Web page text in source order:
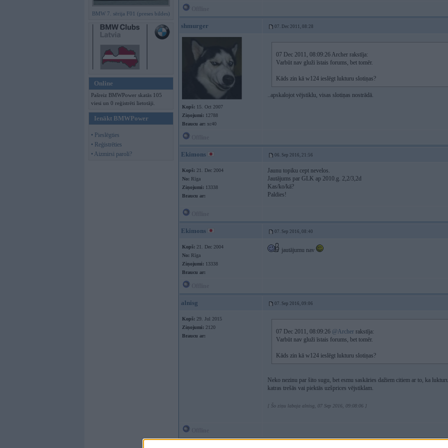
BMW 7. sērija F01 (preses bildes)
Online
Pašreiz BMWPower skatās 105
viesi un 0 reģistrēti lietotāji.
Ienākt BMWPower
• Pieslēgties
• Reģistrēties
• Aizmirsi paroli?
shmurger 07. Dec 2011, 08:28
Kopš: 15. Oct 2007
Ziņojumi: 12788
Braucu ar: xc40
07 Dec 2011, 08:09:26 Archer rakstīja:
Varbūt nav gluži īstais forums, bet tomēr.
Kāds zin kā w124 ieslēgt lukturu slotiņas?
..apskalojot vējstiklu, visas slotiņas nostrādā.
Ekimons 06. Sep 2016, 21:56
Kopš: 21. Dec 2004
No: Rīga
Ziņojumi: 13338
Braucu ar:
Jaunu topiku cept nevelos.
Jautājums par GLK ap 2010.g. 2,2/3,2d
Kas/ko/kā?
Paldies!
Ekimons 07. Sep 2016, 08:40
Kopš: 21. Dec 2004
No: Rīga
Ziņojumi: 13338
Braucu ar:
jautājumu nav
alnisg 07. Sep 2016, 09:06
Kopš: 29. Jul 2015
Ziņojumi: 2120
Braucu ar:
07 Dec 2011, 08:09:26 @Archer rakstīja:
Varbūt nav gluži īstais forums, bet tomēr.
Kāds zin kā w124 ieslēgt lukturu slotiņas?
Neko nezinu par šito sugu, bet esmu saskāries dažiem citiem ar to, ka
katras trešās vai piektās uzšprices vējstiklam.
[ Šo ziņu laboja alnisg, 07 Sep 2016, 09:08:06 ]